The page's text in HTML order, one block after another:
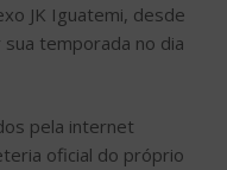
JK Iguatemi, desde
temporada no dia
pela internet
oficial do próprio